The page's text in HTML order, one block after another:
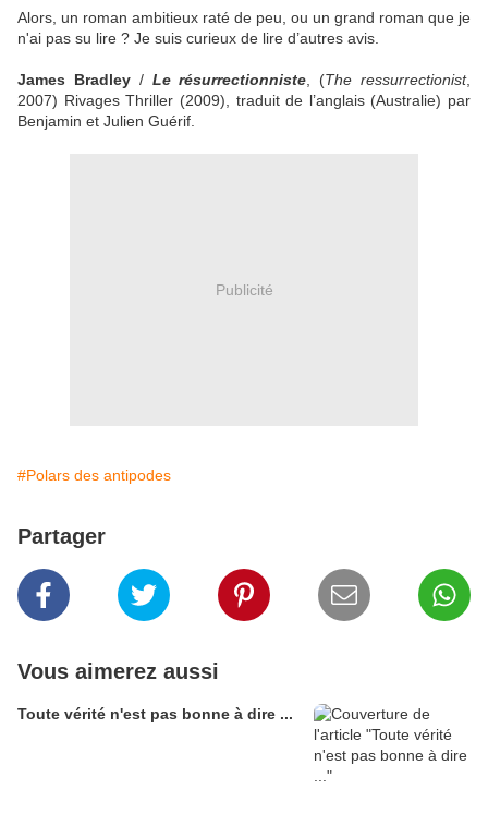
Alors, un roman ambitieux raté de peu, ou un grand roman que je
n'ai pas su lire ? Je suis curieux de lire d’autres avis.
James Bradley/ Le résurrectionniste , (The ressurrectionist,
2007) Rivages Thriller (2009), traduit de l’anglais (Australie) par
Benjamin et Julien Guérif.
Publicité
#Polars des antipodes
Partager
Vous aimerez aussi
Toute vérité n'est pas bonne à dire ...